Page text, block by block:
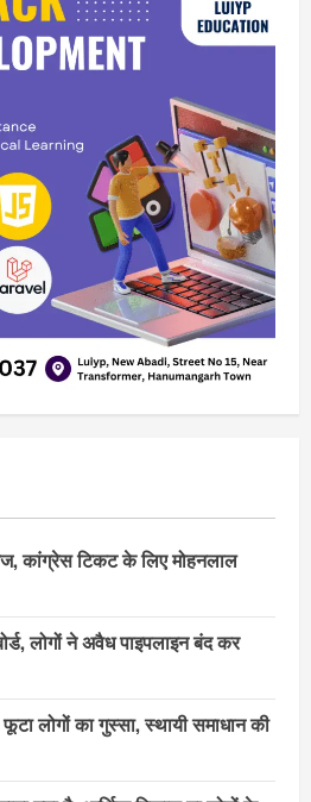
कांग्रेस टिकट के लिए मोहनलाल
लोगों ने अवैध पाइपलाइन बंद कर
लोगों का गुस्सा, स्थायी समाधान की